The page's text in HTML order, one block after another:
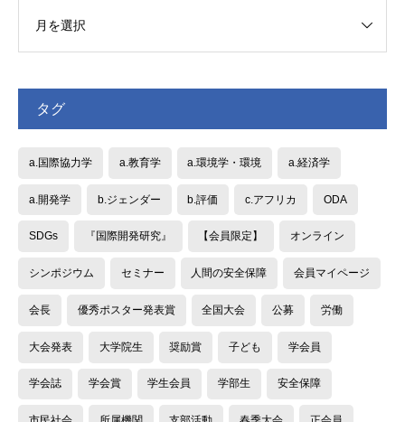
タグ
a.国際協力学 a.教育学 a.環境学・環境 a.経済学
a.開発学 b.ジェンダー b.評価 c.アフリカ ODA
SDGs 『国際開発研究』 【会員限定】 オンライン
シンポジウム セミナー 人間の安全保障 会員マイページ
会長 優秀ポスター発表賞 全国大会 公募 労働
大会発表 大学院生 奨励賞 子ども 学会員
学会誌 学会賞 学生会員 学部生 安全保障